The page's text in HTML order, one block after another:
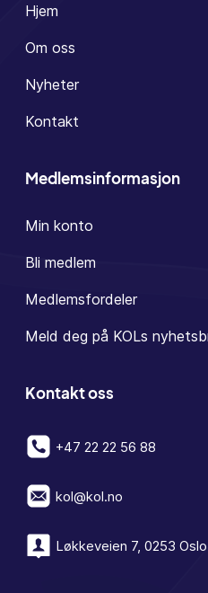
Hjem
Om oss
Nyheter
Kontakt
Medlemsinformasjon
Min konto
Bli medlem
Medlemsfordeler
Meld deg på KOLs
Kontakt oss
+47 22 22 56 88
kol@kol.no
Løkkeveien 7, 0253 Oslo